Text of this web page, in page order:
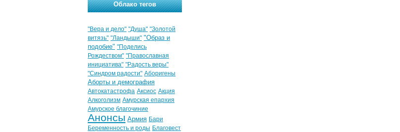
Облако тегов
"Вера и дело" "Душа" "Золотой
витязь" "Ландыши" "Образ и
подобие" "Поделись
Рождеством" "Православная
инициатива" "Радость веры"
"Синдром радости" Аборигены
Аборты и демография
Автокатастрофа Аксиос Акция
Алкоголизм Амурская епархия
Амурское благочиние
Анонсы Армия Бари
Беременность и роды Благовест